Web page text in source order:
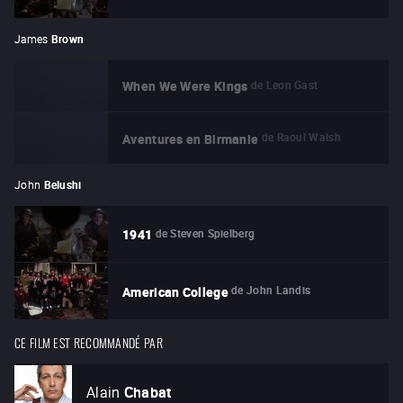
James Brown
When We Were Kings de Leon Gast
Aventures en Birmanie de Raoul Walsh
John Belushi
1941 de Steven Spielberg
American College de John Landis
CE FILM EST RECOMMANDÉ PAR
Alain Chabat